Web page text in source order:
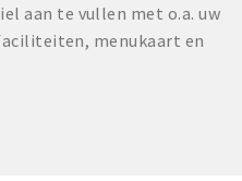
aan te vullen met o.a. uw
menukaart en